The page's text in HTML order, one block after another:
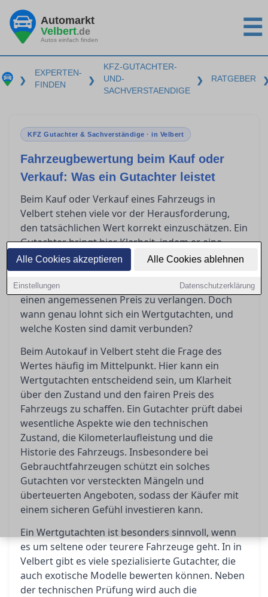
Alle Cookies akzeptieren Alle Cookies ablehnen
Einstellungen Datenschutzerklärung
Automarkt
Velbert.de
Autos einfach finden ☰
❯
EXPERTEN-
FINDEN
❯
KFZ-GUTACHTER-
UND-
SACHVERSTAENDIGE
❯ RATGEBER
KFZ Gutachter & Sachverständige · in Velbert
Fahrzeugbewertung beim Kauf oder
Verkauf: Was ein Gutachter leistet
Beim Kauf oder Verkauf eines Fahrzeugs in
Velbert stehen viele vor der Herausforderung,
den tatsächlichen Wert korrekt einzuschätzen. Ein
Gutachter bringt hier Klarheit, indem er eine
präzise Fahrzeugbewertung vornimmt. Solch ein
Gutachten bewahrt Käufer vor bösen
Überraschungen und gibt Verkäufern Sicherheit,
einen angemessenen Preis zu verlangen. Doch
wann genau lohnt sich ein Wertgutachten, und
welche Kosten sind damit verbunden?
Beim Autokauf in Velbert steht die Frage des
Wertes häufig im Mittelpunkt. Hier kann ein
Wertgutachten entscheidend sein, um Klarheit
über den Zustand und den fairen Preis des
Fahrzeugs zu schaffen. Ein Gutachter prüft dabei
wesentliche Aspekte wie den technischen
Zustand, die Kilometerlaufleistung und die
Historie des Fahrzeugs. Insbesondere bei
Gebrauchtfahrzeugen schützt ein solches
Gutachten vor versteckten Mängeln und
überteuerten Angeboten, sodass der Käufer mit
einem sicheren Gefühl investieren kann.
Ein Wertgutachten ist besonders sinnvoll, wenn
es um seltene oder teurere Fahrzeuge geht. In in
Velbert gibt es viele spezialisierte Gutachter, die
auch exotische Modelle bewerten können. Neben
der technischen Prüfung wird auch die